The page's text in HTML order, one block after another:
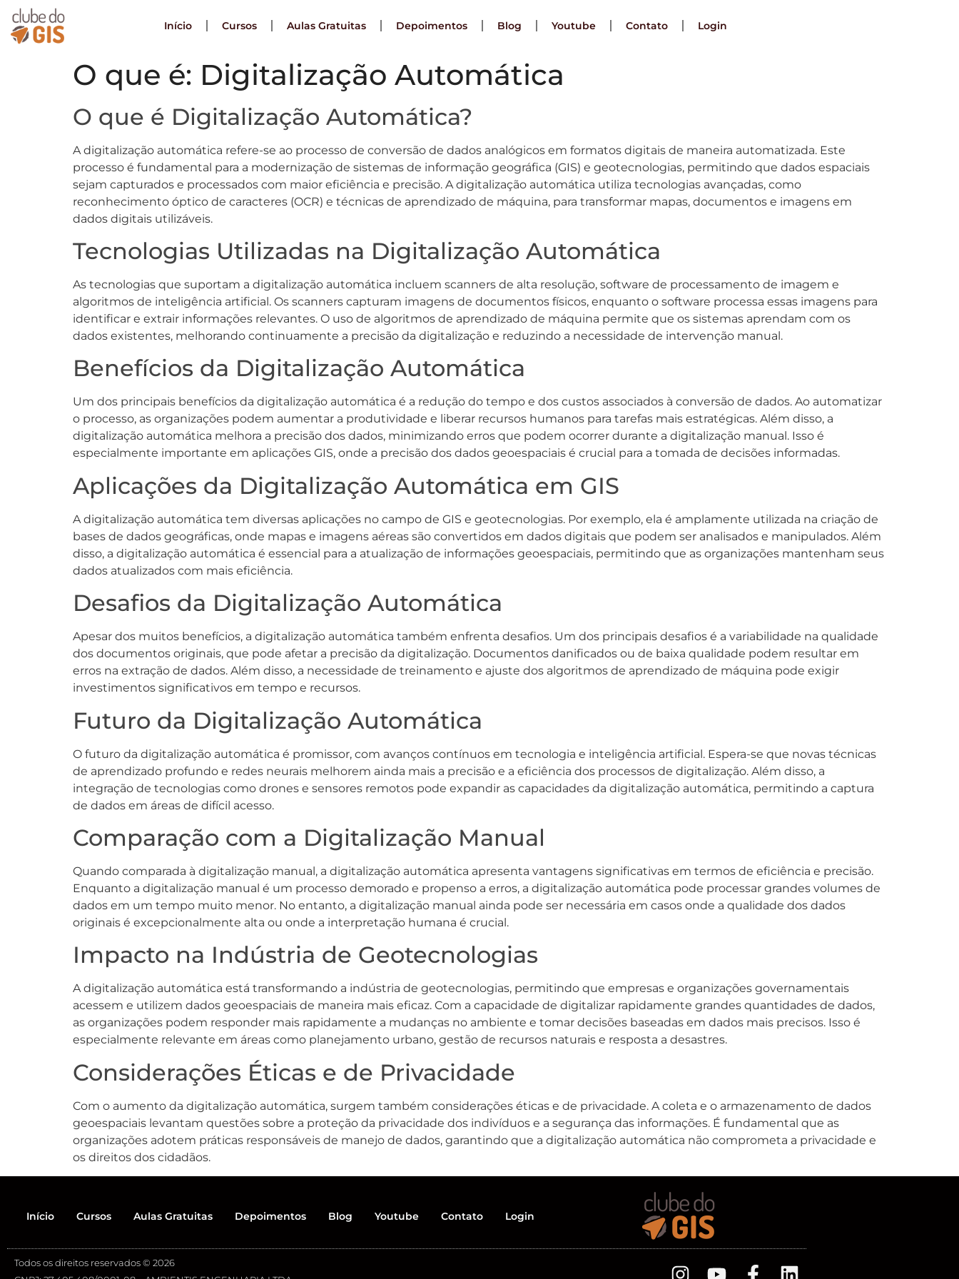
Início Cursos Aulas Gratuitas Depoimentos Blog Youtube Contato Login
O que é: Digitalização Automática
O que é Digitalização Automática?
A digitalização automática refere-se ao processo de conversão de dados analógicos em formatos digitais de maneira automatizada. Este
processo é fundamental para a modernização de sistemas de informação geográfica (GIS) e geotecnologias, permitindo que dados espaciais
sejam capturados e processados com maior eficiência e precisão. A digitalização automática utiliza tecnologias avançadas, como
reconhecimento óptico de caracteres (OCR) e técnicas de aprendizado de máquina, para transformar mapas, documentos e imagens em
dados digitais utilizáveis.
Tecnologias Utilizadas na Digitalização Automática
As tecnologias que suportam a digitalização automática incluem scanners de alta resolução, software de processamento de imagem e
algoritmos de inteligência artificial. Os scanners capturam imagens de documentos físicos, enquanto o software processa essas imagens para
identificar e extrair informações relevantes. O uso de algoritmos de aprendizado de máquina permite que os sistemas aprendam com os
dados existentes, melhorando continuamente a precisão da digitalização e reduzindo a necessidade de intervenção manual.
Benefícios da Digitalização Automática
Um dos principais benefícios da digitalização automática é a redução do tempo e dos custos associados à conversão de dados. Ao automatizar
o processo, as organizações podem aumentar a produtividade e liberar recursos humanos para tarefas mais estratégicas. Além disso, a
digitalização automática melhora a precisão dos dados, minimizando erros que podem ocorrer durante a digitalização manual. Isso é
especialmente importante em aplicações GIS, onde a precisão dos dados geoespaciais é crucial para a tomada de decisões informadas.
Aplicações da Digitalização Automática em GIS
A digitalização automática tem diversas aplicações no campo de GIS e geotecnologias. Por exemplo, ela é amplamente utilizada na criação de
bases de dados geográficas, onde mapas e imagens aéreas são convertidos em dados digitais que podem ser analisados e manipulados. Além
disso, a digitalização automática é essencial para a atualização de informações geoespaciais, permitindo que as organizações mantenham seus
dados atualizados com mais eficiência.
Desafios da Digitalização Automática
Apesar dos muitos benefícios, a digitalização automática também enfrenta desafios. Um dos principais desafios é a variabilidade na qualidade
dos documentos originais, que pode afetar a precisão da digitalização. Documentos danificados ou de baixa qualidade podem resultar em
erros na extração de dados. Além disso, a necessidade de treinamento e ajuste dos algoritmos de aprendizado de máquina pode exigir
investimentos significativos em tempo e recursos.
Futuro da Digitalização Automática
O futuro da digitalização automática é promissor, com avanços contínuos em tecnologia e inteligência artificial. Espera-se que novas técnicas
de aprendizado profundo e redes neurais melhorem ainda mais a precisão e a eficiência dos processos de digitalização. Além disso, a
integração de tecnologias como drones e sensores remotos pode expandir as capacidades da digitalização automática, permitindo a captura
de dados em áreas de difícil acesso.
Comparação com a Digitalização Manual
Quando comparada à digitalização manual, a digitalização automática apresenta vantagens significativas em termos de eficiência e precisão.
Enquanto a digitalização manual é um processo demorado e propenso a erros, a digitalização automática pode processar grandes volumes de
dados em um tempo muito menor. No entanto, a digitalização manual ainda pode ser necessária em casos onde a qualidade dos dados
originais é excepcionalmente alta ou onde a interpretação humana é crucial.
Impacto na Indústria de Geotecnologias
A digitalização automática está transformando a indústria de geotecnologias, permitindo que empresas e organizações governamentais
acessem e utilizem dados geoespaciais de maneira mais eficaz. Com a capacidade de digitalizar rapidamente grandes quantidades de dados,
as organizações podem responder mais rapidamente a mudanças no ambiente e tomar decisões baseadas em dados mais precisos. Isso é
especialmente relevante em áreas como planejamento urbano, gestão de recursos naturais e resposta a desastres.
Considerações Éticas e de Privacidade
Com o aumento da digitalização automática, surgem também considerações éticas e de privacidade. A coleta e o armazenamento de dados
geoespaciais levantam questões sobre a proteção da privacidade dos indivíduos e a segurança das informações. É fundamental que as
organizações adotem práticas responsáveis de manejo de dados, garantindo que a digitalização automática não comprometa a privacidade e
os direitos dos cidadãos.
Início Cursos Aulas Gratuitas Depoimentos Blog Youtube Contato Login
Todos os direitos reservados © 2026